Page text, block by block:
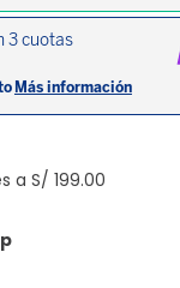
a S/ 199.00